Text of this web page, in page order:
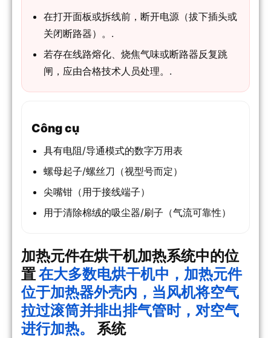
在打开面板或拆线前，断开电源（拔下插头或
关闭断路器）。.
若存在线路熔化、烧焦气味或断路器反复跳
闸，应由合格技术人员处理。.
Công cụ
具有电阻/导通模式的数字万用表
螺母起子/螺丝刀（视型号而定）
尖嘴钳（用于接线端子）
用于清除棉绒的吸尘器/刷子（气流可靠性）
加热元件在烘干机加热系统中的位
置在大多数电烘干机中，加热元件
位于加热器外壳内，当风机将空气
拉过滚筒并排出排气管时，对空气
进行加热。
系统